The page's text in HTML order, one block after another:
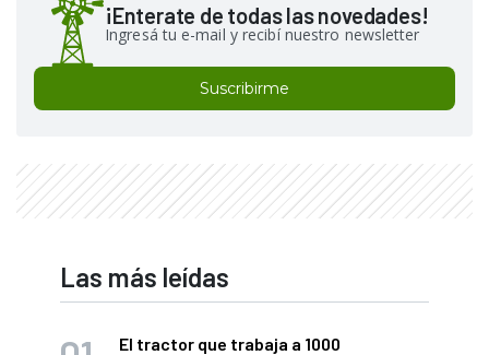
¡Enterate de todas las novedades!
Ingresá tu e-mail y recibí nuestro newsletter
Suscribirme
Las más leídas
El tractor que trabaja a 1000